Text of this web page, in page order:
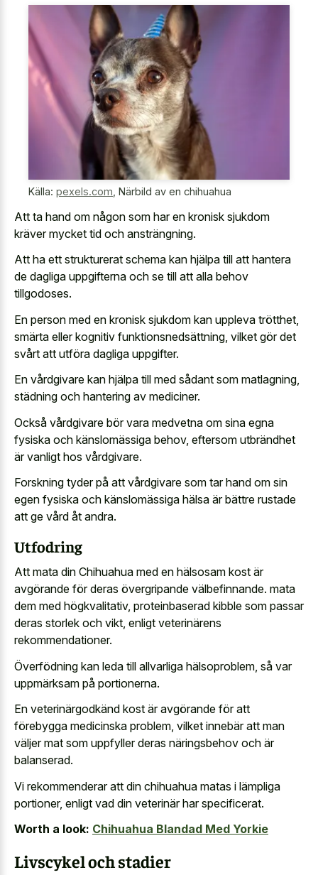
Källa: pexels.com, Närbild av en chihuahua
Att ta hand om någon som har en kronisk sjukdom
kräver mycket tid och ansträngning.
Att ha ett strukturerat schema kan hjälpa till att hantera
de dagliga uppgifterna och se till att alla behov
tillgodoses.
En person med en kronisk sjukdom kan uppleva trötthet,
smärta eller kognitiv funktionsnedsättning, vilket gör det
svårt att utföra dagliga uppgifter.
En vårdgivare kan hjälpa till med sådant som matlagning,
städning och hantering av mediciner.
Också vårdgivare bör vara medvetna om sina egna
fysiska och känslomässiga behov, eftersom utbrändhet
är vanligt hos vårdgivare.
Forskning tyder på att vårdgivare som tar hand om sin
egen fysiska och känslomässiga hälsa är bättre rustade
att ge vård åt andra.
Utfodring
Att mata din Chihuahua med en hälsosam kost är
avgörande för deras övergripande välbefinnande. mata
dem med högkvalitativ, proteinbaserad kibble som passar
deras storlek och vikt, enligt veterinärens
rekommendationer.
Överfödning kan leda till allvarliga hälsoproblem, så var
uppmärksam på portionerna.
En veterinärgodkänd kost är avgörande för att
förebygga medicinska problem, vilket innebär att man
väljer mat som uppfyller deras näringsbehov och är
balanserad.
Vi rekommenderar att din chihuahua matas i lämpliga
portioner, enligt vad din veterinär har specificerat.
Worth a look: Chihuahua Blandad Med Yorkie
Livscykel och stadier